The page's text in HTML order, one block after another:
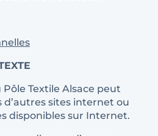
Textile Alsace peut
d’autres sites internet ou
disponibles sur Internet.